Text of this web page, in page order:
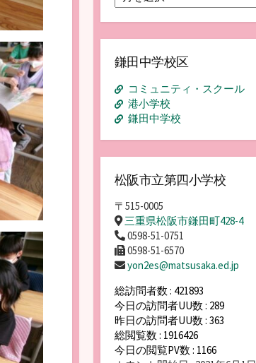
別
ア
ー
イ
ブ
鎌田中学校区
コミュニティ・スクール
港小学校
鎌田中学校
松阪市立第四小学校
〒515-0005
三重県松阪市鎌田町428-4
0598-51-0751
0598-51-6570
yon2es@matsusaka.ed.jp
総訪問者数 : 421893
今日の訪問者UU数 : 289
昨日の訪問者UU数 : 363
総閲覧数 : 1916426
今日の閲覧PV数 : 1166